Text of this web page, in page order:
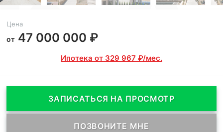
Цена
от 47 000 000 ₽
Ипотека от 329 967 ₽/мес.
ЗАПИСАТЬСЯ НА ПРОСМОТР
ПОЗВОНИТЕ МНЕ